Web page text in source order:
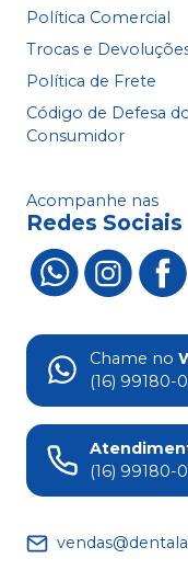
Política Comercial
Trocas e
Política de Frete
Código de Defesa
Consumidor
Acompanhe nas
Redes Sociais
Chame no
(16) 99180-
(16) 99180-